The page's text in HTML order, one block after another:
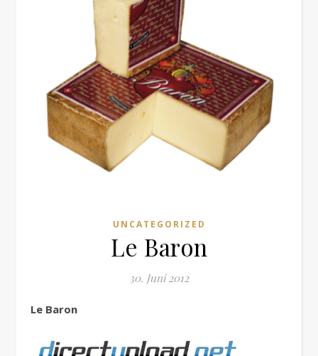
UNCATEGORIZED
Le Baron
30. Juni 2012
Le Baron